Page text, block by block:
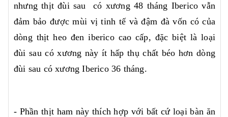
nhưng thịt đùi sau có xương 48 tháng Iberico vẫn
đảm bảo được mùi vị tinh tế và đậm đà vốn có của
dòng thịt heo đen iberico cao cấp, đặc biệt là loại
đùi sau có xương này ít hấp thụ chất béo hơn dòng
đùi sau có xương Iberico 36 tháng.
- Phần thịt ham này thích hợp với bất cứ loại bàn ăn